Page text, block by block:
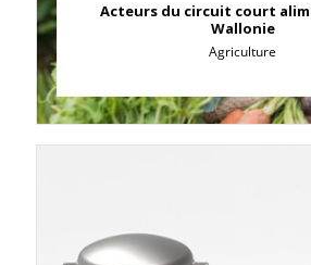
Acteurs du circuit court
Wallonie
Agriculture